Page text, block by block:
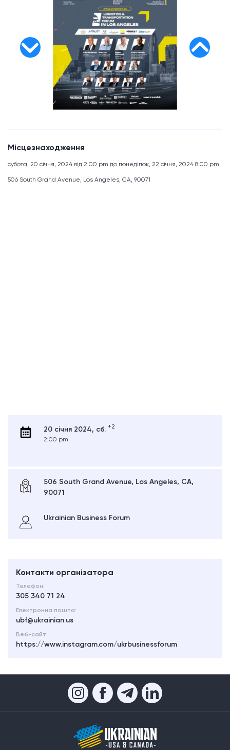
Місцезнаходження
субота, 20 січня, 2024 від 2:00 pm до понеділок, 22 січня, 2024 8:00 pm
506 South Grand Avenue, Los Angeles, CA, 90071
20 січня 2024, сб. +2
2:00 pm
506 South Grand Avenue, Los Angeles, CA,
90071
Ukrainian Business Forum
Контакти організатора
Телефон:
305 340 71 24
Електронна пошта:
ubf@ukrainian.us
Веб-сайт:
https://www.instagram.com/ukrbusinessforum